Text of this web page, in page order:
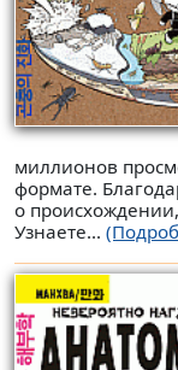
миллионов
формате.
о
Узнаете...